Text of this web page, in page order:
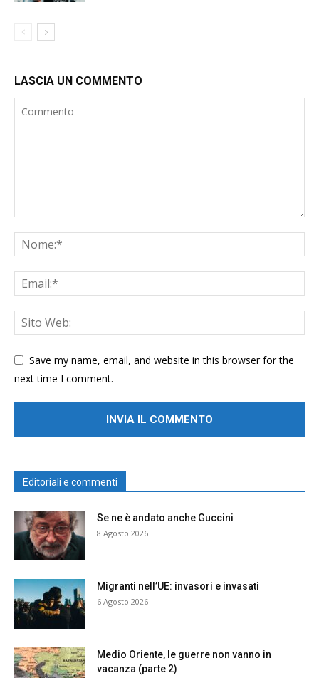
LASCIA UN COMMENTO
Save my name, email, and website in this browser for the
next time I comment.
Editoriali e commenti
Se ne è andato anche Guccini
8 Agosto 2026
Migranti nell’UE: invasori e invasati
6 Agosto 2026
Medio Oriente, le guerre non vanno in
vacanza (parte 2)